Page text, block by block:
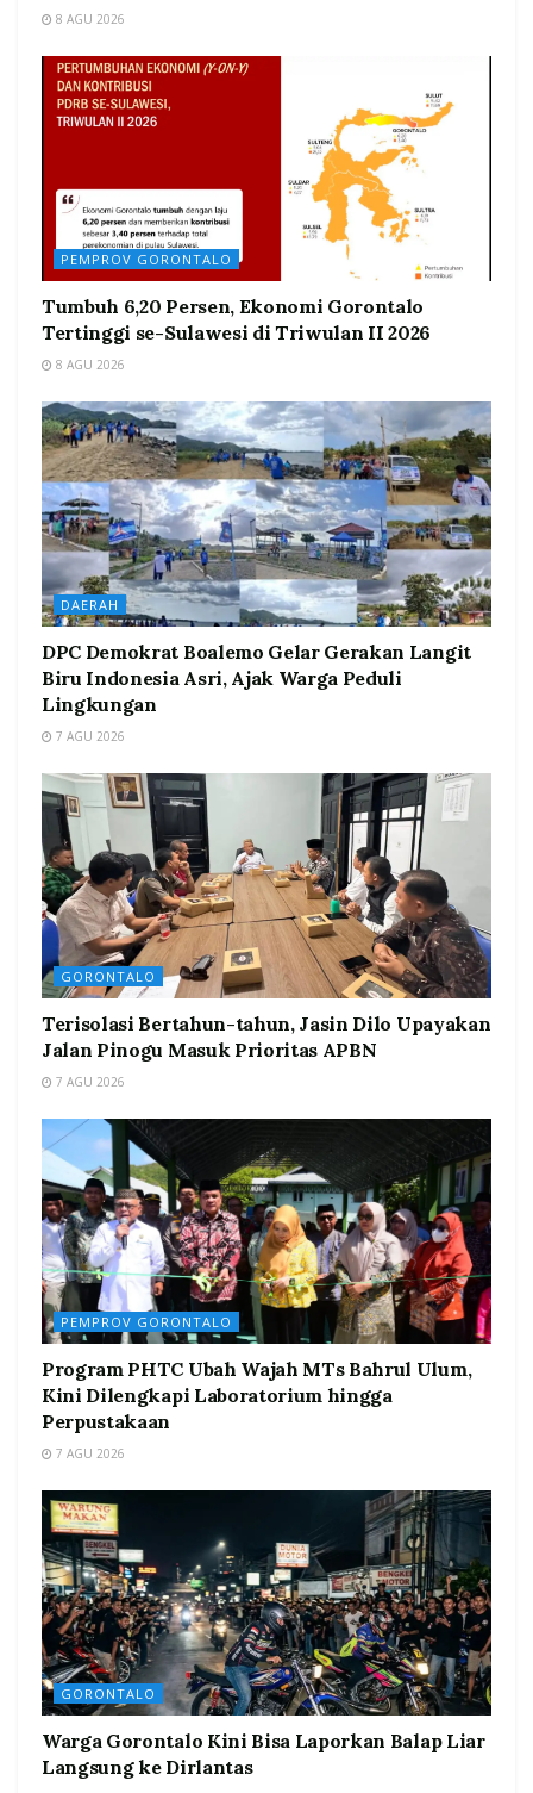
8 AGU 2026
PEMPROV GORONTALO
Tumbuh 6,20 Persen, Ekonomi Gorontalo
Tertinggi se-Sulawesi di Triwulan II 2026
8 AGU 2026
DAERAH
DPC Demokrat Boalemo Gelar Gerakan Langit
Biru Indonesia Asri, Ajak Warga Peduli
Lingkungan
7 AGU 2026
GORONTALO
Terisolasi Bertahun-tahun, Jasin Dilo Upayakan
Jalan Pinogu Masuk Prioritas APBN
7 AGU 2026
PEMPROV GORONTALO
Program PHTC Ubah Wajah MTs Bahrul Ulum,
Kini Dilengkapi Laboratorium hingga
Perpustakaan
7 AGU 2026
GORONTALO
Warga Gorontalo Kini Bisa Laporkan Balap Liar
Langsung ke Dirlantas